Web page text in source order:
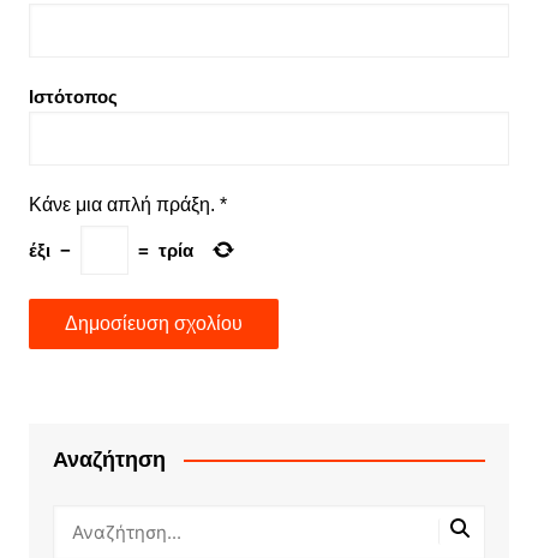
Ιστότοπος
Κάνε μια απλή πράξη. *
έξι − = τρία
Αναζήτηση